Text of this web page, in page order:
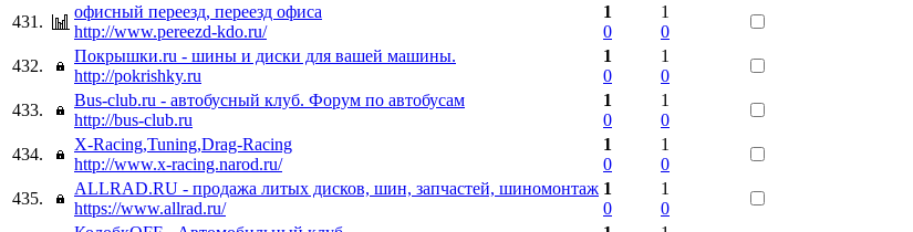
431.
офисный переезд, переезд офиса
http://www.pereezd-kdo.ru/
1
0
1
0
432.
Покрышки.ru - шины и диски для вашей машины.
http://pokrishky.ru
1
0
1
0
433.
Bus-club.ru - автобусный клуб. Форум по автобусам
http://bus-club.ru
1
0
1
0
434.
X-Racing,Tuning,Drag-Racing
http://www.x-racing.narod.ru/
1
0
1
0
435.
ALLRAD.RU - продажа литых дисков, шин, запчастей, шиномонтаж
https://www.allrad.ru/
1
0
1
0